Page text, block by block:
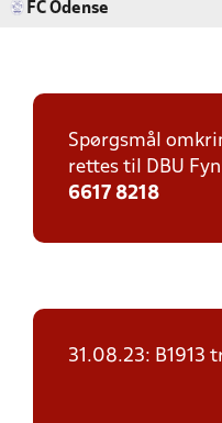
FC Odense
Spørgsmål
rettes til DBU Fyn
6617 8218
31.08.23: B1913